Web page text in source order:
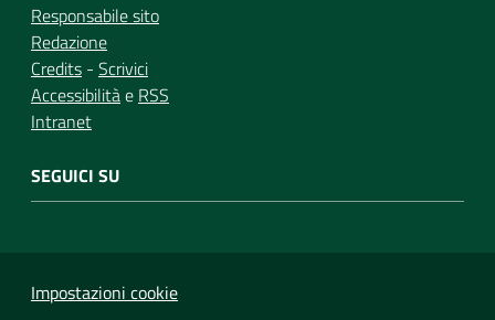
Responsabile sito
Redazione
Credits - Scrivici
Accessibilitàe RSS
Intranet
SEGUICI SU
Impostazioni cookie